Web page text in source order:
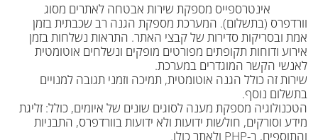
אינטרספייס מספקת שירות אבטחה לאתרים מסוג
וורדפרס (בתשלום). המערכת מספקת הגנה רב שכבתית בזמן
אמת ובסריקות סדירות של קבצי האתר. התראות נשלחות בזמן
אירוע ודוחות תקופתים מפורטים מופקים ונשלחים אוטומטית
לאנשי הקשר המוגדרים במערכת.
שירות זה כולל הגנה אוטומטית, תמיכה וזמני תגובה למנויים
בתשלום נוסף.
הטכנולוגיה מספקת מענה לסוגים שונים של איומים, כולל: זליגת
מידע וסורקים, חולשות ידועות ולא ידועות בוורדפרס, התבניות
והתוספים, ב-PHP ולאתר כולו.